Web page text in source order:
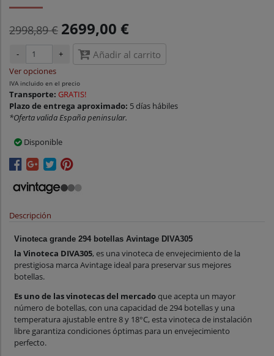
2998,89 € 2699,00 €
- + Añadir al carrito
Ver opciones
IVA incluido en el precio
Transporte: GRATIS!
Plazo de entrega aproximado: 5 días hábiles
*Oferta valida España peninsular.
Disponible
Descripción
Vinoteca grande 294 botellas Avintage DIVA305
la Vinoteca DIVA305, es una vinoteca de envejecimiento de la
prestigiosa marca Avintage ideal para preservar sus mejores
botellas.
Es uno de las vinotecas del mercadoque acepta un mayor
número de botellas, con una capacidad de 294 botellas y una
temperatura ajustable entre 8 y 18°C, esta vinoteca de instalación
libre garantiza condiciones óptimas para un envejecimiento
perfecto.